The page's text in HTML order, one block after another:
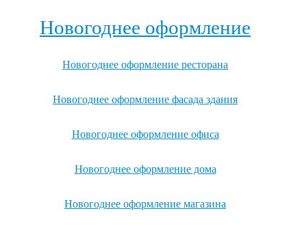
Новогоднее оформление
Новогоднее оформление ресторана
Новогоднее оформление фасада здания
Новогоднее оформление офиса
Новогоднее оформление дома
Новогоднее оформление магазина